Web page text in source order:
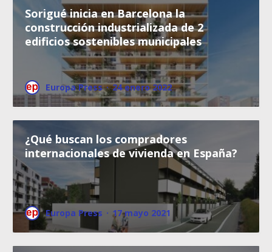
Sorigué inicia en Barcelona la
construcción industrializada de 2
edificios sostenibles municipales
Europa Press · 24 enero 2022
¿Qué buscan los compradores
internacionales de vivienda en España?
Europa Press · 17 mayo 2021